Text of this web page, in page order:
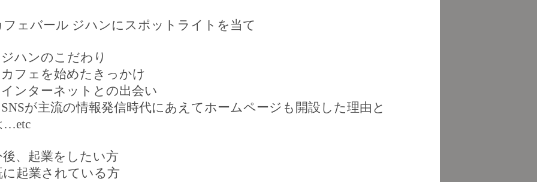
フェバール ジハンにスポットライトを当て
ジハンのこだわり
カフェを始めたきっかけ
インターネットとの出会い
SNSが主流の情報発信時代にあえてホームページも開設した理由と
…etc
後、起業をしたい方
に起業されている方